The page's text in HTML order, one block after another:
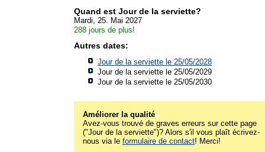
Quand est Jour de la serviette?
Mardi, 25. Mai 2027
288 jours de plus!
Autres dates:
Jour de la serviette le 25/05/2028
Jour de la serviette le 25/05/2029
Jour de la serviette le 25/05/2030
Améliorer la qualité
Avez-vous trouvé de graves erreurs sur cette page
("Jour de la serviette")? Alors s'il vous plaît écrivez-
nous via le formulaire de contact! Merci!